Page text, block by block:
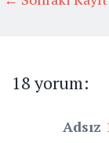
18 yorum:
Adsız